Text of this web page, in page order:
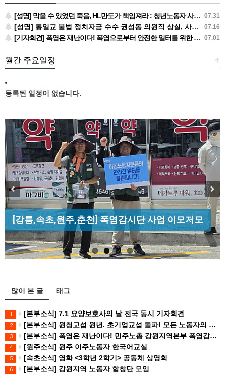
07.31
[성명] 막을 수 있었던 죽음, HL만도가 책임져라 : 청년노동자 사망사고의 철저한 진상규명과 재발방지 대책 마련하라
07.16
[성명] 통일교 불법 정치자금 수수 권성동 의원직 상실, 사필귀정이다
07.01
[기자회견] 폭염은 재난이다! 폭염으로부터 안전한 일터를 위한 민주노총 강원지역본부 폭염감시단 선포 기자회견
+
월간 주요일정
등록된 일정이 없습니다.
[조합원☆인터뷰] 서비스연맹 전국학교비정규직노
동조합 강원지부 김유미 춘천지회장
[강릉,속초,원주,춘천] 폭염감시단 사업 이모저모
[성명] 막을 수 있었던 죽음, HL만도가 책임져라 :
청년노동자 사망사고의 철저한 진상규…
[산별소식] 건설산업연맹 플랜트건설노조 강원충
북지부
Previous Next
많이 본 글 태그
1 [본부소식] 7.1 요양보호사의 날 전국 동시 기자회견
2 [본부소식] 원청교섭 원년. 초기업교섭 돌파! 모든 노동자의 노동기본권 쟁취! 민주노총 7.15 총파업대회
3 [본부소식] 폭염은 재난이다! 민주노총 강원지역본부 폭염감시단 선포 기자회견
4 [원주소식] 원주 이주노동자 한국어교실
5 [속초소식] 영화 <3학년 2학기> 공동체 상영회
6 [본부소식] 강원지역 노동자 합창단 모임